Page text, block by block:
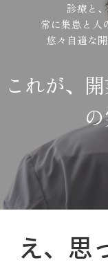
診療と
常に集患と人
悠々自適な
これが、
え、思